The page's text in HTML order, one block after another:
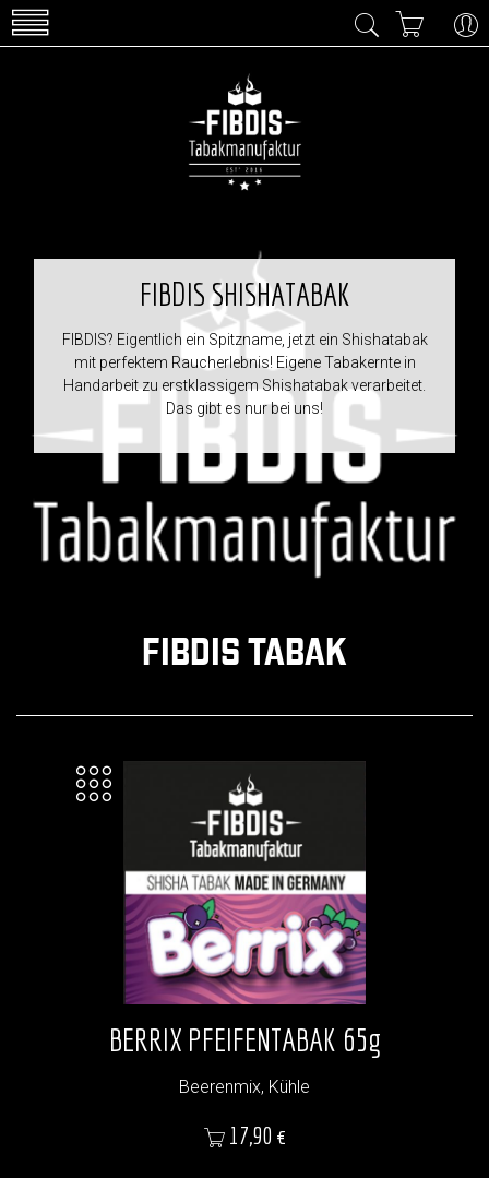
FIBDIS SHISHATABAK
FIBDIS? Eigentlich ein Spitzname, jetzt ein Shishatabak
mit perfektem Raucherlebnis! Eigene Tabakernte in
Handarbeit zu erstklassigem Shishatabak verarbeitet.
Das gibt es nur bei uns!
FIBDIS TABAK
BERRIX PFEIFENTABAK 65g
Beerenmix, Kühle
Preis
17,90 €